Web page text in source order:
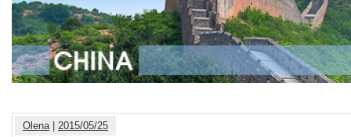
Olena| 2015/05/25